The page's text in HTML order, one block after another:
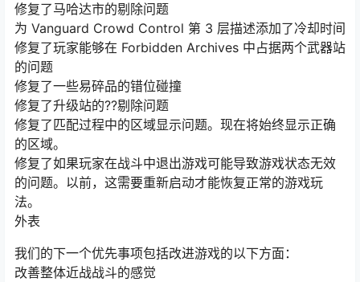
修复了马哈达市的剔除问题
为 Vanguard Crowd Control 第 3 层描述添加了冷却时间
修复了玩家能够在 Forbidden Archives 中占据两个武器站
的问题
修复了一些易碎品的错位碰撞
修复了升级站的??剔除问题
修复了匹配过程中的区域显示问题。现在将始终显示正确
的区域。
修复了如果玩家在战斗中退出游戏可能导致游戏状态无效
的问题。以前，这需要重新启动才能恢复正常的游戏玩
法。
外表
我们的下一个优先事项包括改进游戏的以下方面：
改善整体近战战斗的感觉